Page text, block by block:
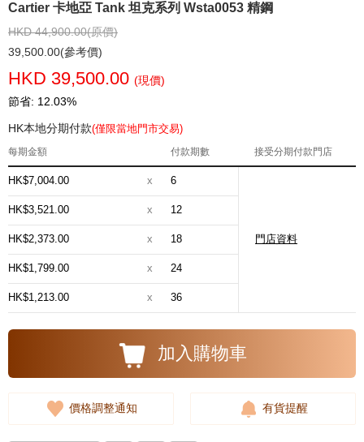
Cartier 卡地亞 Tank 坦克系列 Wsta0053 精鋼
HKD 44,900.00(原價)
39,500.00(參考價)
HKD 39,500.00 (現價)
節省: 12.03%
HK本地分期付款(僅限當地門市交易)
每期金額 付款期數 接受分期付款門店
HK$7,004.00 x 6
門店資料
HK$3,521.00 x 12
HK$2,373.00 x 18
HK$1,799.00 x 24
HK$1,213.00 x 36
加入購物車
價格調整通知 有貨提醒